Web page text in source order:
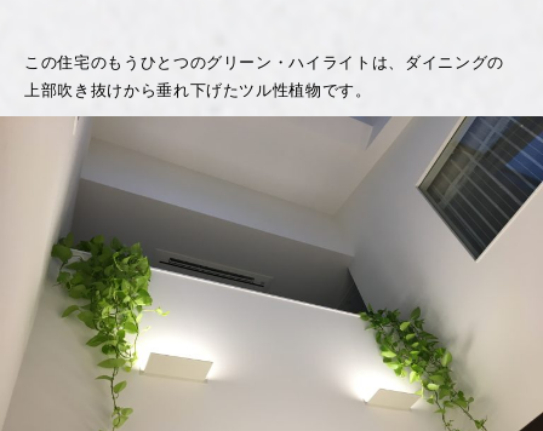
この住宅のもうひとつのグリーン・ハイライトは、ダイニングの
上部吹き抜けから垂れ下げたツル性植物です。